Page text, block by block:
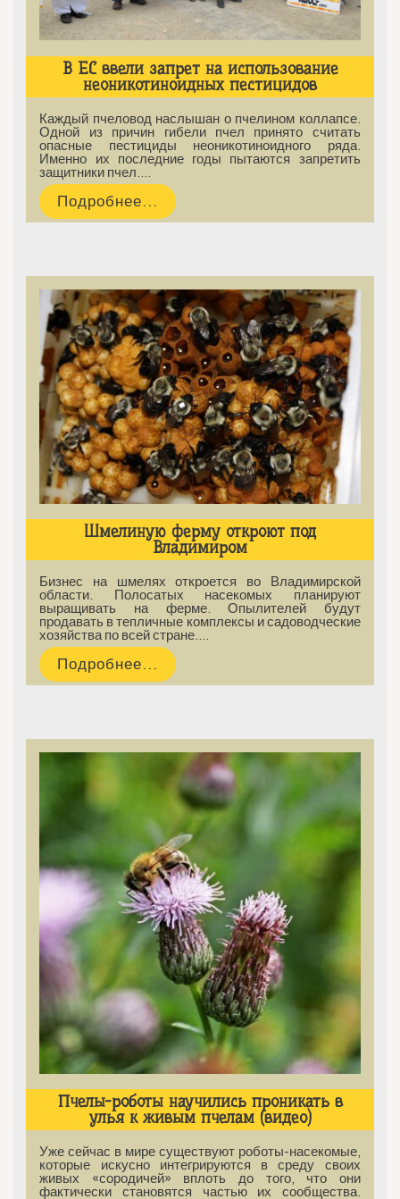
В ЕС ввели запрет на использование
неоникотиноидных пестицидов
Каждый пчеловод наслышан о пчелином коллапсе.
Одной из причин гибели пчел принято считать
опасные пестициды неоникотиноидного ряда.
Именно их последние годы пытаются запретить
защитники пчел.…
Подробнее...
Шмелиную ферму откроют под
Владимиром
Бизнес на шмелях откроется во Владимирской
области. Полосатых насекомых планируют
выращивать на ферме. Опылителей будут
продавать в тепличные комплексы и садоводческие
хозяйства по всей стране.…
Подробнее...
Пчелы-роботы научились проникать в
улья к живым пчелам (видео)
Уже сейчас в мире существуют роботы-насекомые,
которые искусно интегрируются в среду своих
живых «сородичей» вплоть до того, что они
фактически становятся частью их сообщества.